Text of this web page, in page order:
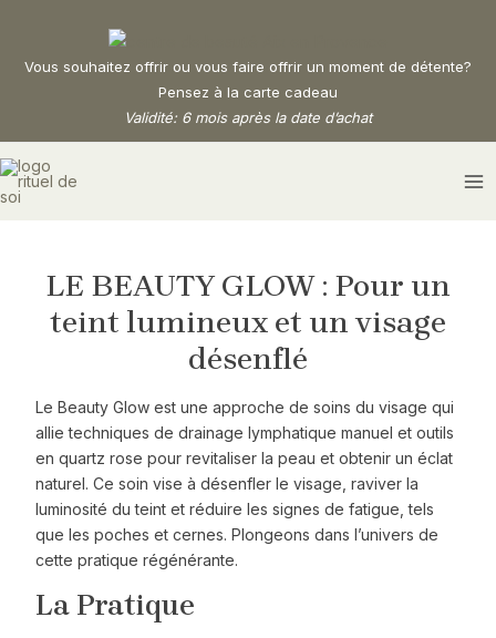
contenu
Vous souhaitez offrir ou vous faire offrir un moment de détente?
Pensez à la carte cadeau
Validité: 6 mois après la date d’achat
LE BEAUTY GLOW : Pour un
teint lumineux et un visage
désenflé
Le Beauty Glow est une approche de soins du visage qui
allie techniques de drainage lymphatique manuel et outils
en quartz rose pour revitaliser la peau et obtenir un éclat
naturel. Ce soin vise à désenfler le visage, raviver la
luminosité du teint et réduire les signes de fatigue, tels
que les poches et cernes. Plongeons dans l’univers de
cette pratique régénérante.
La Pratique
articles